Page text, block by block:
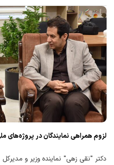
لزوم همراهی نمایندگان در پروژه‌های
دکتر "نقی زهی" نماینده وزیر و مدیرکل